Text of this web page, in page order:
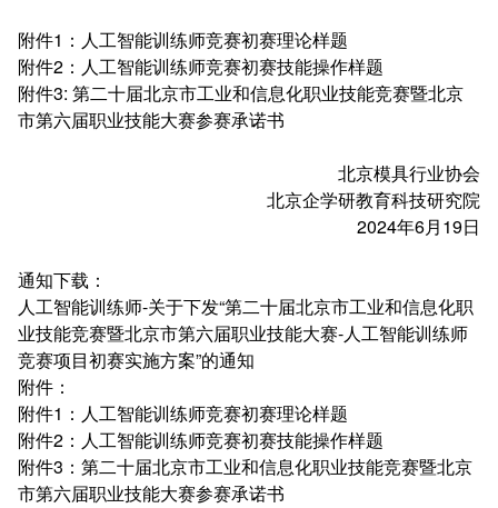
附件1：人工智能训练师竞赛初赛理论样题
附件2：人工智能训练师竞赛初赛技能操作样题
附件3: 第二十届北京市工业和信息化职业技能竞赛暨北京
市第六届职业技能大赛参赛承诺书
北京模具行业协会
北京企学研教育科技研究院
2024年6月19日
通知下载：
人工智能训练师-关于下发“第二十届北京市工业和信息化职
业技能竞赛暨北京市第六届职业技能大赛-人工智能训练师
竞赛项目初赛实施方案”的通知
附件：
附件1：人工智能训练师竞赛初赛理论样题
附件2：人工智能训练师竞赛初赛技能操作样题
附件3：第二十届北京市工业和信息化职业技能竞赛暨北京
市第六届职业技能大赛参赛承诺书